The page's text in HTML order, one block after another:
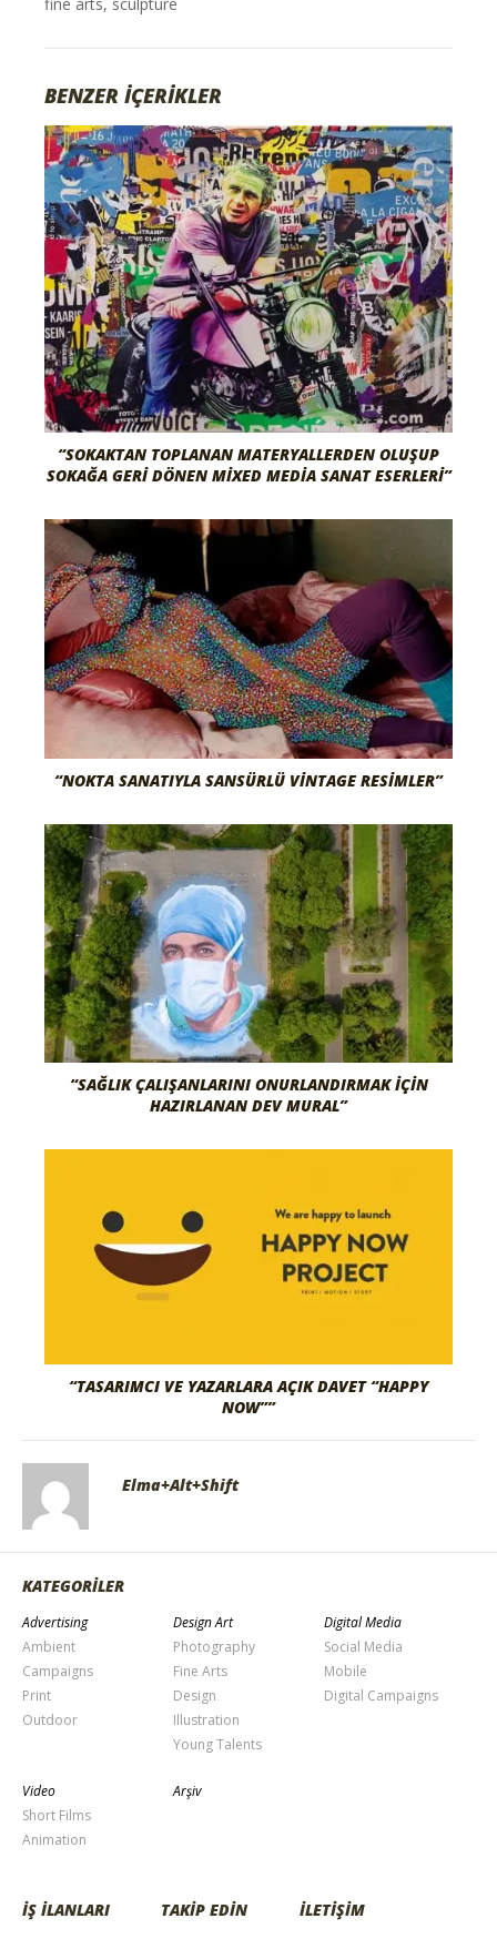
BENZER İÇERİKLER
“SOKAKTAN TOPLANAN MATERYALLERDEN OLUŞUP
SOKAĞA GERI DÖNEN MIXED MEDIA SANAT ESERLERI”
“NOKTA SANATIYLA SANSÜRLÜ VINTAGE RESIMLER”
“SAĞLIK ÇALIŞANLARINI ONURLANDIRMAK İÇIN
HAZIRLANAN DEV MURAL”
“TASARIMCI VE YAZARLARA AÇIK DAVET “HAPPY
NOW””
Elma+Alt+Shift
KATEGORİLER
Advertising
Ambient
Campaigns
Print
Outdoor
Design Art
Photography
Fine Arts
Design
Illustration
Young Talents
Digital Media
Social Media
Mobile
Digital Campaigns
Video
Short Films
Animation
Arşiv
İŞ İLANLARI TAKİP EDİN İLETİŞİM